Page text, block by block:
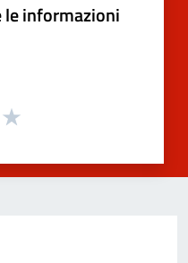
le informazioni